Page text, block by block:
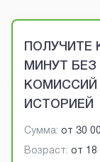
Brobaza -
ПОЛУЧИТЕ
МИНУТ
ИСТОРИЕЙ
Сумма: от 30
Возраст: от 18